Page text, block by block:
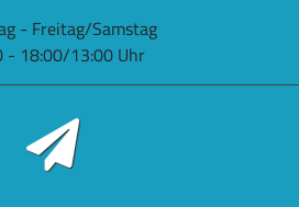
- Freitag/Samstag
- 18:00/13:00 Uhr